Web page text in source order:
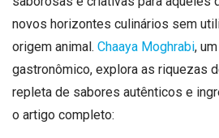
novos horizontes culinários sem
origem animal. Chaaya Moghrabi,
gastronômico, explora as riquezas
repleta de sabores autênticos e
o artigo completo: